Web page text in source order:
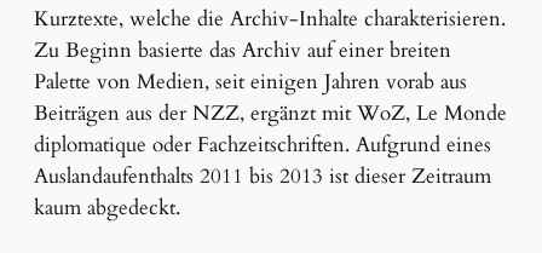
Kurztexte, welche die Archiv-Inhalte charakterisieren.
Zu Beginn basierte das Archiv auf einer breiten
Palette von Medien, seit einigen Jahren vorab aus
Beiträgen aus der NZZ, ergänzt mit WoZ, Le Monde
diplomatique oder Fachzeitschriften. Aufgrund eines
Auslandaufenthalts 2011 bis 2013 ist dieser Zeitraum
kaum abgedeckt.